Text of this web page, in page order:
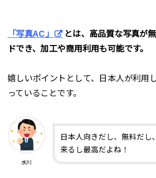
「写真AC」
とは、高品質な写真が
ドでき、加工や商用利用も可能です。
嬉しいポイントとして、日本人が利用
っていることです。
水川
日本人向きだし、無料だし
来るし最高だよね！